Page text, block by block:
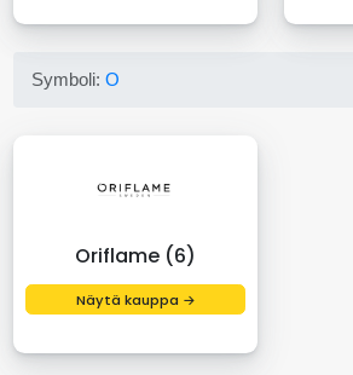
Symboli:O
Oriflame (6)
Näytä kauppa →